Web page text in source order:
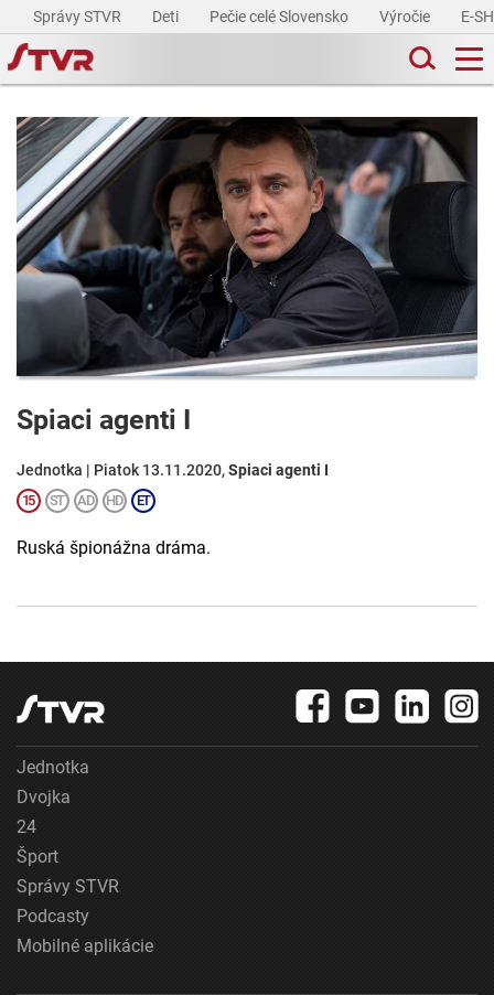
Správy STVR Deti Pečie celé Slovensko Výročie E-
Spiaci agenti I
Jednotka | Piatok 13.11.2020,Spiaci agenti I
Ruská špionážna dráma.
Jednotka
Dvojka
24
Šport
Správy STVR
Podcasty
Mobilné aplikácie